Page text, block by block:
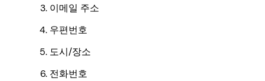
이메일 주소
우편번호
도시/장소
전화번호